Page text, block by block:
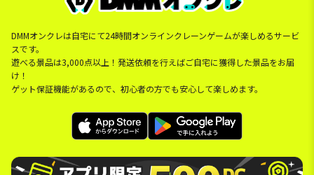
DMMオンクレは自宅にて24時間オンラインクレーンゲームが楽しめるサービ
スです。
遊べる景品は3,000点以上！発送依頼を行えばご自宅に獲得した景品をお届
け！
ゲット保証機能があるので、初心者の方でも安心して楽しめます。